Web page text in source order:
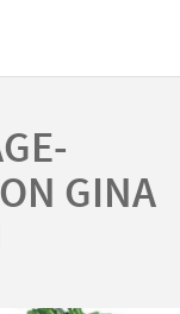
GINA